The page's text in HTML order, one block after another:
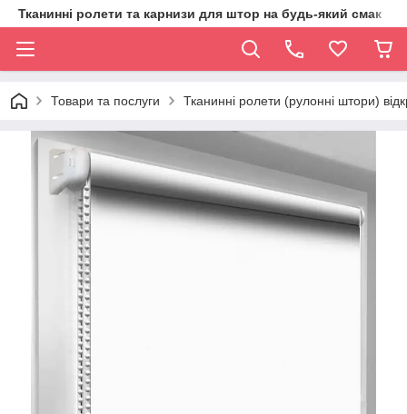
Тканинні ролети та карнизи для штор на будь-який смак
Товари та послуги Тканинні ролети (рулонні штори)